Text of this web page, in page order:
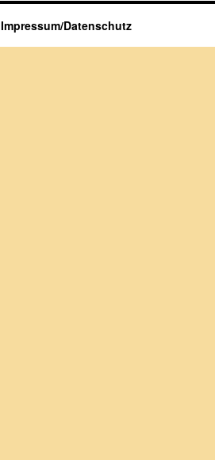
Impressum/Datenschutz